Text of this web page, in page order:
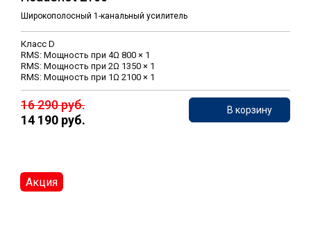
Широкополосный 1-канальный усилитель
Класс D
RMS: Мощность при 4Ω 800 × 1
RMS: Мощность при 2Ω 1350 × 1
RMS: Мощность при 1Ω 2100 × 1
16 290 руб.
14 190 руб.
В корзину
Акция